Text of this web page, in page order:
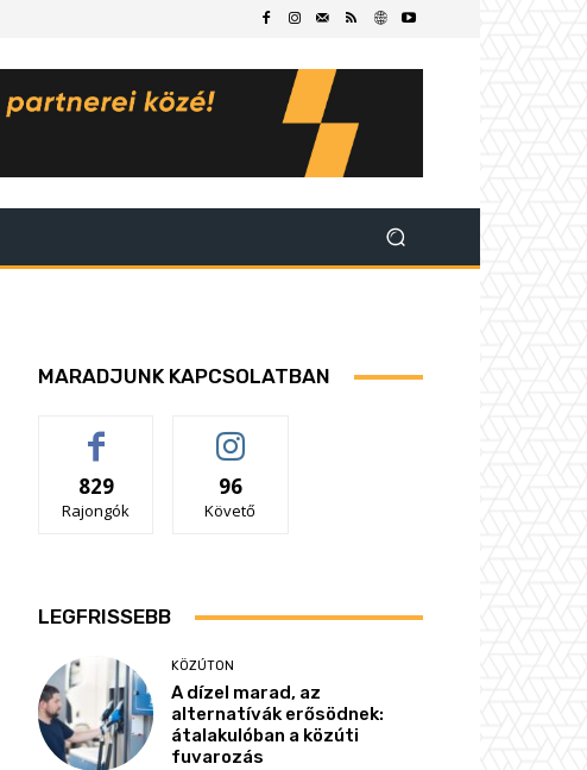
MARADJUNK KAPCSOLATBAN
829
Rajongók
96
Követő
LEGFRISSEBB
KÖZÚTON
A dízel marad, az
alternatívák erősödnek:
átalakulóban a közúti
fuvarozás